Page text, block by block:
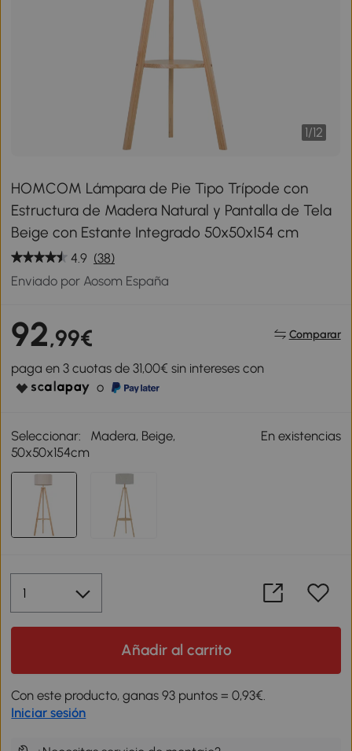
1/12
HOMCOM Lámpara de Pie Tipo Trípode con
Estructura de Madera Natural y Pantalla de Tela
Beige con Estante Integrado 50x50x154 cm
4.9 (38)
Enviado por Aosom España
92,99€ Comparar
paga en 3 cuotas de 31,00€ sin intereses con
o
Seleccionar:
Madera, Beige,
50x50x154cm
En existencias
Añadir al carrito
Con este producto, ganas 93 puntos = 0,93€.
Iniciar sesión